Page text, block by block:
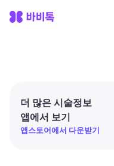
더 많은 시술정보
앱에서 보기
앱스토어에서 다운받기